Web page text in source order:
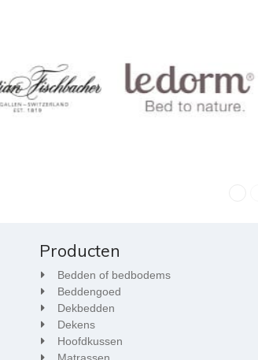
Producten
Bedden of bedbodems
Beddengoed
Dekbedden
Dekens
Hoofdkussen